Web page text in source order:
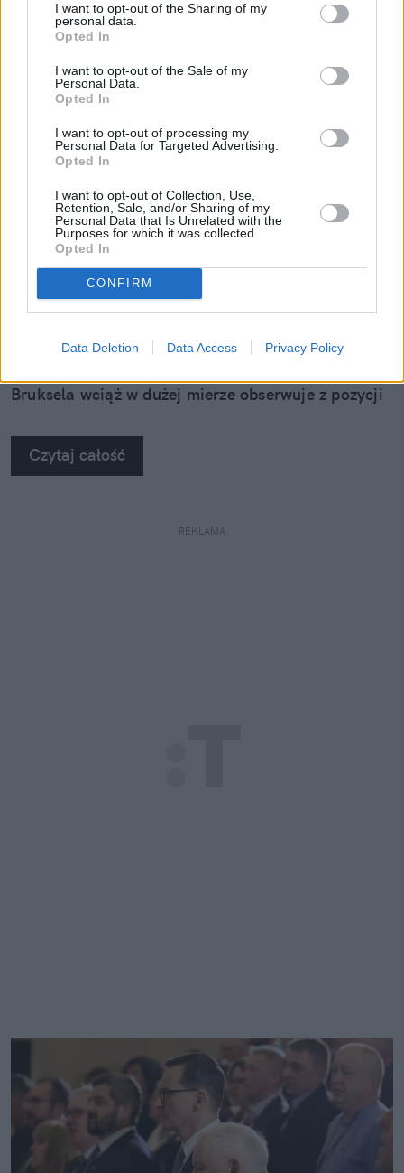
I want to opt-out of the Sharing of my
personal data.
Opted In
I want to opt-out of the Sale of my
Personal Data.
Opted In
I want to opt-out of processing my
Personal Data for Targeted Advertising.
Opted In
I want to opt-out of Collection, Use,
Retention, Sale, and/or Sharing of my
Personal Data that Is Unrelated with the
Purposes for which it was collected.
Opted In
CONFIRM
Data Deletion Data Access Privacy Policy
AI Act każe maszynie się przedstawić.
kłamać
Unia Europejska chce oznaczać treści stworzone
przez sztuczną inteligencję. Od 2 sierpnia 2026
roku etykieta "stworzono przez AI" ma stać się
jednym z narzędzi walki z dezinformacją,
treściami. W praktyce jest to jednak przede
Bruksela wciąż w dużej mierze obserwuje z pozycji
możemy tu mówić.
Czytaj całość
REKLAMA